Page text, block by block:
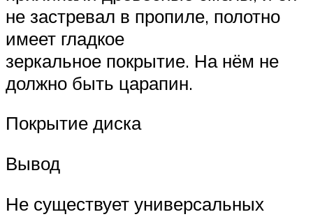
не застревал в пропиле, полотно
имеет гладкое
зеркальное покрытие. На нём не
должно быть царапин.
Покрытие диска
Вывод
Не существует универсальных